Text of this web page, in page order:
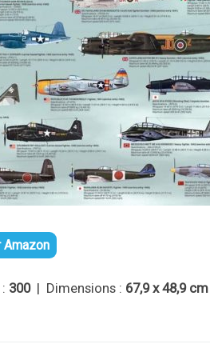
Amazon
300 | Dimensions : 67,9 x 48,9 cm